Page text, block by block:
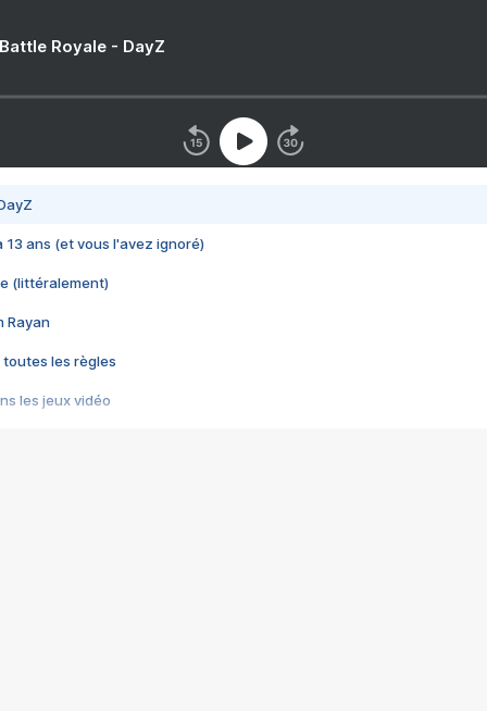
Royale - DayZ
13 ans (et vous l'avez ignoré)
(littéralement)
Rayan
toutes les règles
les jeux vidéo